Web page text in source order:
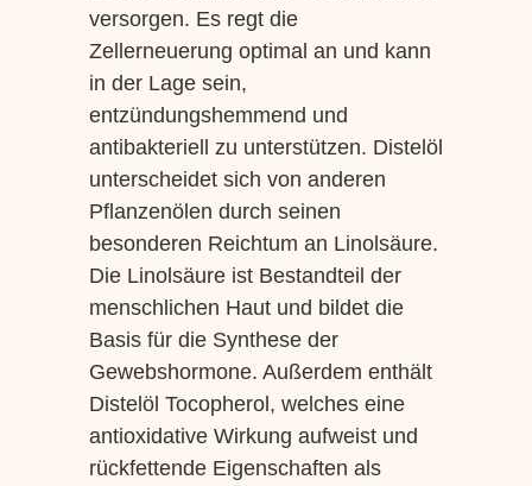
versorgen. Es regt die
Zellerneuerung optimal an und kann
in der Lage sein,
entzündungshemmend und
antibakteriell zu unterstützen. Distelöl
unterscheidet sich von anderen
Pflanzenölen durch seinen
besonderen Reichtum an Linolsäure.
Die Linolsäure ist Bestandteil der
menschlichen Haut und bildet die
Basis für die Synthese der
Gewebshormone. Außerdem enthält
Distelöl Tocopherol, welches eine
antioxidative Wirkung aufweist und
rückfettende Eigenschaften als